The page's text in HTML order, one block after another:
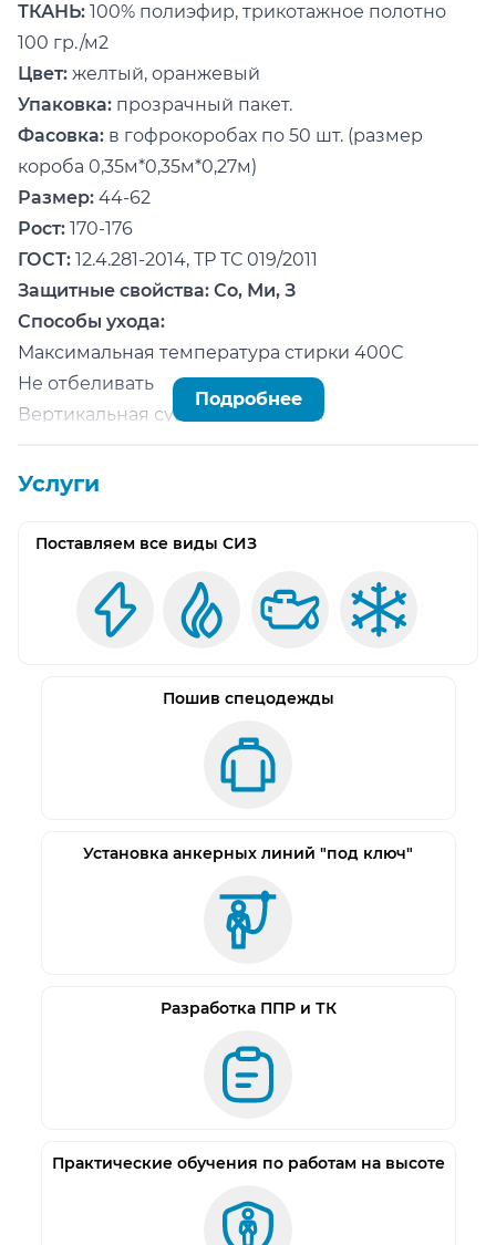
ТКАНЬ: 100% полиэфир, трикотажное полотно
100 гр./м2
Цвет: желтый, оранжевый
Упаковка: прозрачный пакет.
Фасовка: в гофрокоробах по 50 шт. (размер
короба 0,35м*0,35м*0,27м)
Размер: 44-62
Рост: 170-176
ГОСТ: 12.4.281-2014, ТР ТС 019/2011
Защитные свойства: Со, Ми, З
Способы ухода:
Максимальная температура стирки 400С
Не отбеливать
Вертикальная сушка без отжима
Химчистка разрешена
или 5 химчисток.
Специальные условия при транспортировке:
отсутствуют
Подробнее
Услуги
Поставляем все виды СИЗ
Пошив спецодежды
Установка анкерных линий "под ключ"
Разработка ППР и ТК
Практические обучения по работам на высоте